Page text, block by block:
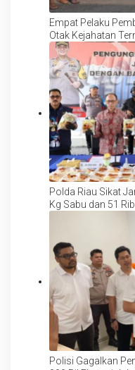
Empat Pelaku
Otak Kejahatan
Polda Riau Sikat
Kg Sabu dan 51
Polisi Gagalkan